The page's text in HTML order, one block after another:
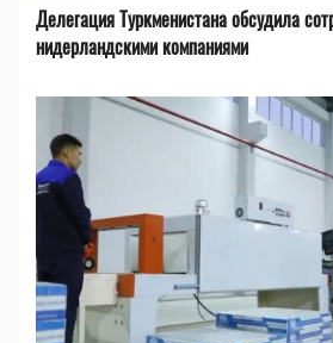
Делегация Туркменистана обсудила
нидерландскими компаниями